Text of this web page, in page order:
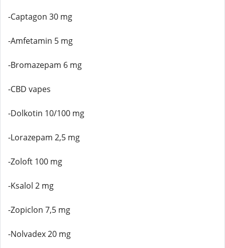
-Captagon 30 mg
-Amfetamin 5 mg
-Bromazepam 6 mg
-CBD vapes
-Dolkotin 10/100 mg
-Lorazepam 2,5 mg
-Zoloft 100 mg
-Ksalol 2 mg
-Zopiclon 7,5 mg
-Nolvadex 20 mg